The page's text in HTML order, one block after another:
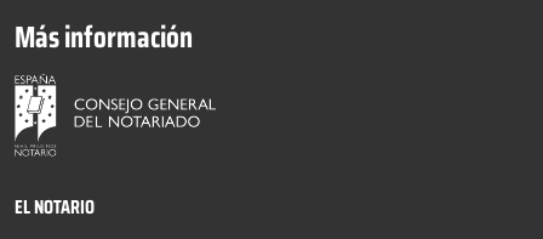
Más información
EL NOTARIO